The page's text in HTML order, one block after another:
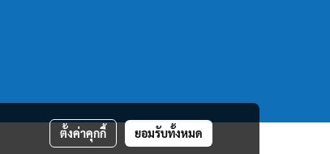
ตั้งค่าคุกกี้ ยอมรับทั้งหมด